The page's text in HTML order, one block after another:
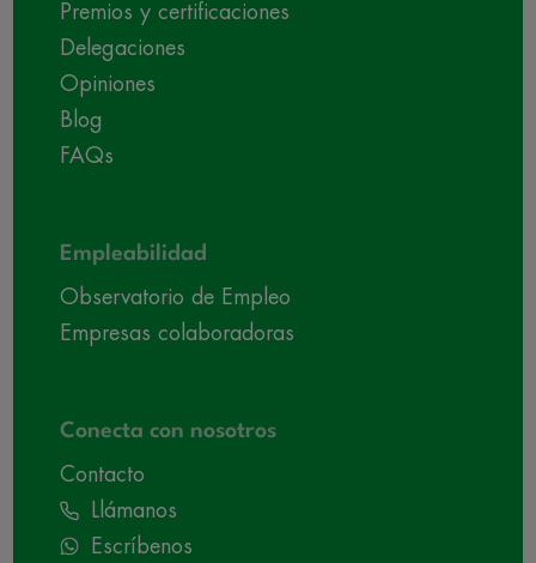
Premios y certificaciones
Delegaciones
Opiniones
Blog
FAQs
Empleabilidad
Observatorio de Empleo
Empresas colaboradoras
Conecta con nosotros
Contacto
Llámanos
Escríbenos